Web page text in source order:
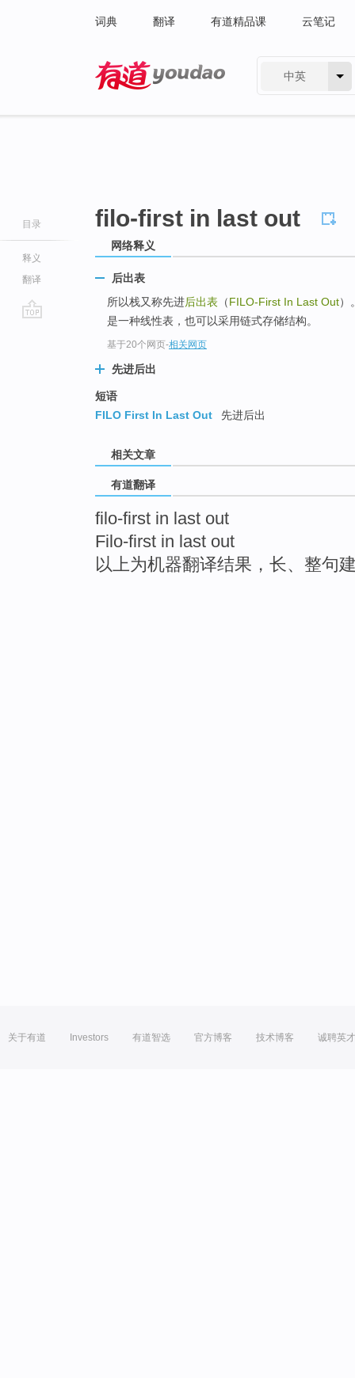
词典 翻译 有道精品课 云笔记
中英
目录
释义
翻译
filo-first in last out
网络释义
后出表
所以栈又称先进后出表 （FILO-First In Last Out）
是一种线性表，也可以采用链式存储结构。
基于20个网页-相关网页
先进后出
短语
FILO First In Last Out
先进后出
相关文章
有道翻译
filo-first in last out
Filo-first in last out
以上为机器翻译结果，长、整句
关于有道 Investors 有道智选 官方博客 技术博客 诚聘英才